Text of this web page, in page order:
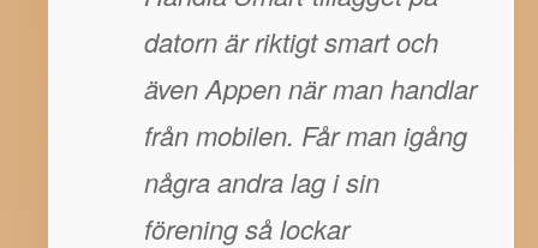
datorn är riktigt smart och
även Appen när man handlar
från mobilen. Får man igång
några andra lag i sin
förening så lockar